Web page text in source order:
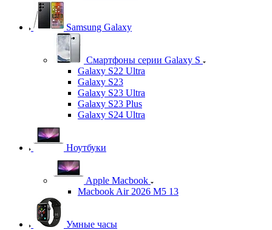
Samsung Galaxy
Смартфоны серии Galaxy S
Galaxy S22 Ultra
Galaxy S23
Galaxy S23 Ultra
Galaxy S23 Plus
Galaxy S24 Ultra
Ноутбуки
Apple Macbook
Macbook Air 2026 M5 13
Умные часы